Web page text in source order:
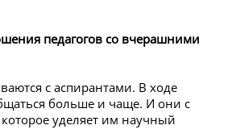
педагогов со вчерашними
с аспирантами. В ходе
больше и чаще. И они с
уделяет им научный